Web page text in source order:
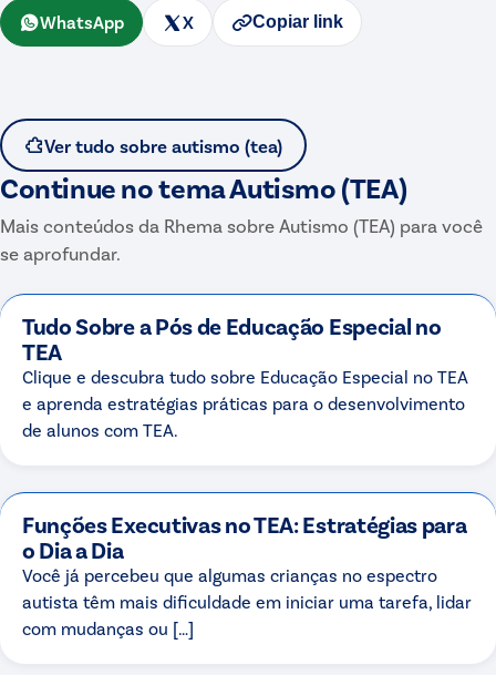
WhatsApp X Copiar link
Ver tudo sobre autismo (tea)
Continue no temaAutismo (TEA)
Mais conteúdos da Rhema sobre Autismo (TEA) para você
se aprofundar.
Tudo Sobre a Pós de Educação Especial no
TEA
Clique e descubra tudo sobre Educação Especial no TEA
e aprenda estratégias práticas para o desenvolvimento
de alunos com TEA.
Funções Executivas no TEA: Estratégias para
o Dia a Dia
Você já percebeu que algumas crianças no espectro
autista têm mais dificuldade em iniciar uma tarefa, lidar
com mudanças ou […]